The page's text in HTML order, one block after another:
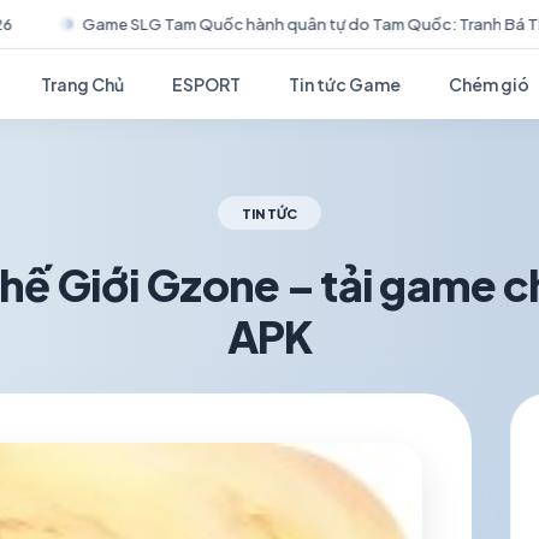
tự do Tam Quốc: Tranh Bá Thiên Hạ mở đăng ký trước! Ra mắt trailer
Trang Chủ ESPORT Tin tức Game Chém gió
TIN TỨC
Giới Gzone – tải game
APK